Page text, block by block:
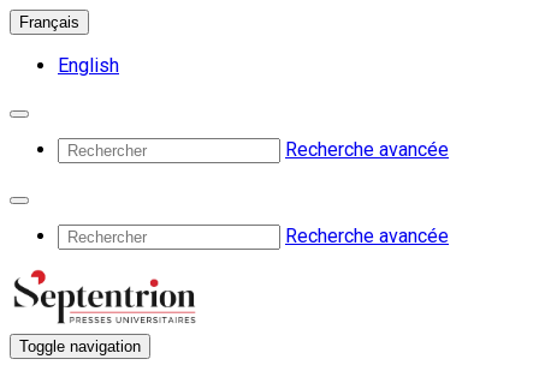
Français
English
Recherche avancée
Recherche avancée
Toggle navigation